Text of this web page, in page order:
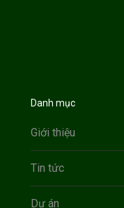
Danh mục
Giới thiệu
Tin tức
Dự án